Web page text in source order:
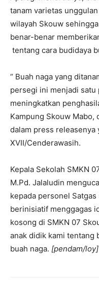
tanam varietas
wilayah Skouw
benar-benar
tentang cara budidaya
“ Buah naga yang
persegi ini menjadi satu
meningkatkan
Kampung Skouw Mabo,
dalam press releasenya
XVII/Cenderawasih.
Kepala Sekolah SMKN
M.Pd. Jalaludin
kepada personel
berinisiatif menggagas
kosong di SMKN 07
anak didik kami tentang
buah naga. [pendam/loy]